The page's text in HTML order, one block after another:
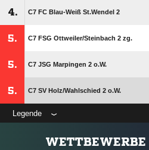
4. C7 FC Blau-Weiß St.Wendel 2
5. C7 FSG Ottweiler/​Steinbach 2 zg.
5. C7 JSG Marpingen 2 o.W.
5. C7 SV Holz/​Wahlschied 2 o.W.
Legende